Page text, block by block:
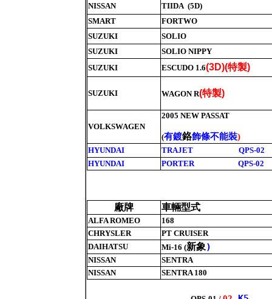
NISSAN
TIIDA (5D)
SMART
FORTWO
SUZUKI
SOLIO
SUZUKI
SOLIO NIPPY
SUZUKI
ESCUDO 1.6(3D)(特製)
SUZUKI WAGON R(特製)
VOLKSWAGEN
2005 NEW PASSAT
(有鍍鉻飾條不能裝)
HYUNDAI
TRAJET QPS-02
HYUNDAI
PORTER QPS-02
廠牌 車輛型式
ALFA ROMEO
168
CHRYSLER
PT CRUISER
DAIHATSU
Mi-16 (新象)
NISSAN
SENTRA
NISSAN
SENTRA 180